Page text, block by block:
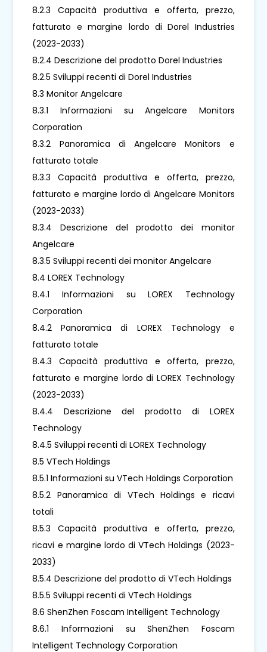
8.2.3 Capacità produttiva e offerta, prezzo,
fatturato e margine lordo di Dorel Industries
(2023-2033)
8.2.4 Descrizione del prodotto Dorel Industries
8.2.5 Sviluppi recenti di Dorel Industries
8.3 Monitor Angelcare
8.3.1 Informazioni su Angelcare Monitors
Corporation
8.3.2 Panoramica di Angelcare Monitors e
fatturato totale
8.3.3 Capacità produttiva e offerta, prezzo,
fatturato e margine lordo di Angelcare Monitors
(2023-2033)
8.3.4 Descrizione del prodotto dei monitor
Angelcare
8.3.5 Sviluppi recenti dei monitor Angelcare
8.4 LOREX Technology
8.4.1 Informazioni su LOREX Technology
Corporation
8.4.2 Panoramica di LOREX Technology e
fatturato totale
8.4.3 Capacità produttiva e offerta, prezzo,
fatturato e margine lordo di LOREX Technology
(2023-2033)
8.4.4 Descrizione del prodotto di LOREX
Technology
8.4.5 Sviluppi recenti di LOREX Technology
8.5 VTech Holdings
8.5.1 Informazioni su VTech Holdings Corporation
8.5.2 Panoramica di VTech Holdings e ricavi
totali
8.5.3 Capacità produttiva e offerta, prezzo,
ricavi e margine lordo di VTech Holdings (2023-
2033)
8.5.4 Descrizione del prodotto di VTech Holdings
8.5.5 Sviluppi recenti di VTech Holdings
8.6 ShenZhen Foscam Intelligent Technology
8.6.1 Informazioni su ShenZhen Foscam
Intelligent Technology Corporation